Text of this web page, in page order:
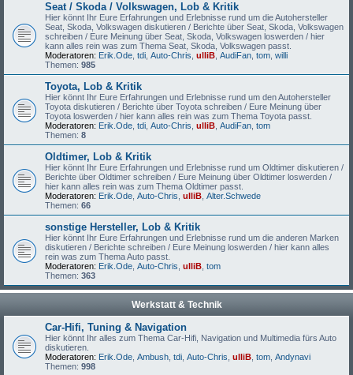
Seat / Skoda / Volkswagen, Lob & Kritik
Hier könnt Ihr Eure Erfahrungen und Erlebnisse rund um die Autohersteller
Seat, Skoda, Volkswagen diskutieren / Berichte über Seat, Skoda, Volkswagen
schreiben / Eure Meinung über Seat, Skoda, Volkswagen loswerden / hier
kann alles rein was zum Thema Seat, Skoda, Volkswagen passt.
Moderatoren: Erik.Ode tdi Auto-Chris ulliB AudiFan tom willi
Themen: 985
Toyota, Lob & Kritik
Hier könnt Ihr Eure Erfahrungen und Erlebnisse rund um den Autohersteller
Toyota diskutieren / Berichte über Toyota schreiben / Eure Meinung über
Toyota loswerden / hier kann alles rein was zum Thema Toyota passt.
Moderatoren: Erik.Ode tdi Auto-Chris ulliB AudiFan tom
Themen: 8
Oldtimer, Lob & Kritik
Hier könnt Ihr Eure Erfahrungen und Erlebnisse rund um Oldtimer diskutieren /
Berichte über Oldtimer schreiben / Eure Meinung über Oldtimer loswerden /
hier kann alles rein was zum Thema Oldtimer passt.
Moderatoren: Erik.Ode Auto-Chris ulliB Alter.Schwede
Themen: 66
sonstige Hersteller, Lob & Kritik
Hier könnt Ihr Eure Erfahrungen und Erlebnisse rund um die anderen Marken
diskutieren / Berichte schreiben / Eure Meinung loswerden / hier kann alles
rein was zum Thema Auto passt.
Moderatoren: Erik.Ode Auto-Chris ulliB tom
Themen: 363
Werkstatt & Technik
Car-Hifi, Tuning & Navigation
Hier könnt Ihr alles zum Thema Car-Hifi, Navigation und Multimedia fürs Auto
diskutieren.
Moderatoren: Erik.Ode Ambush tdi Auto-Chris ulliB tom Andynavi
Themen: 998